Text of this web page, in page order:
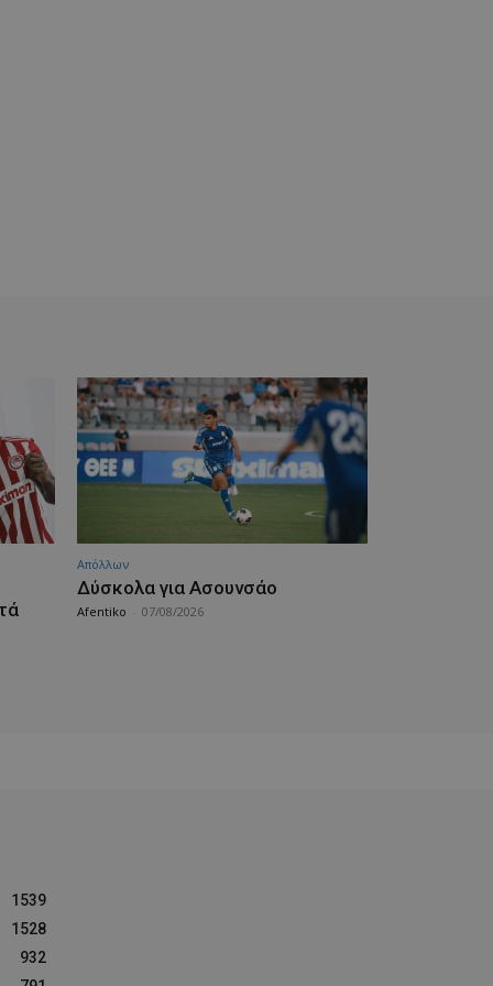
Απόλλων
Δύσκολα για Ασουνσάο
Afentiko 07/08/2026
1539
1528
932